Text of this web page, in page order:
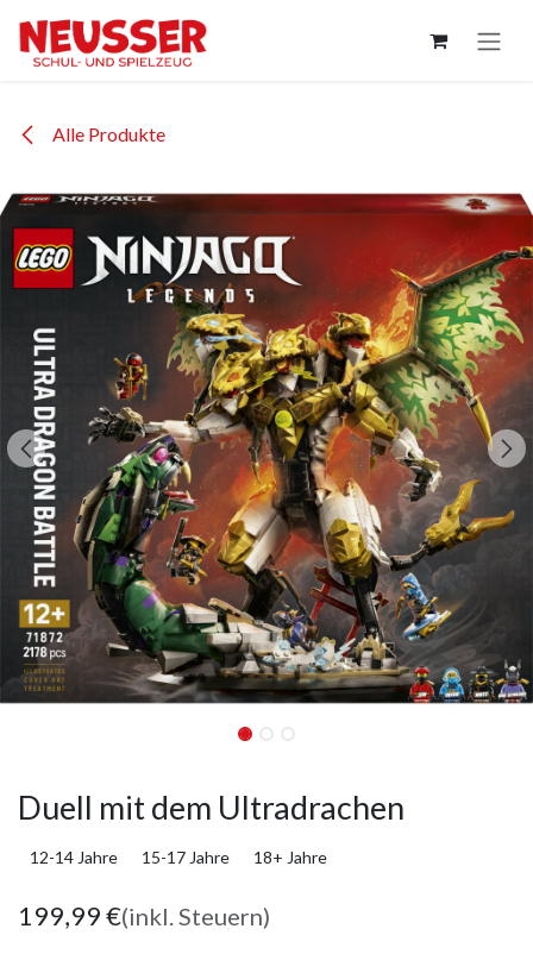
Alle Produkte
Duell mit dem Ultradrachen
12-14 Jahre 15-17 Jahre 18+ Jahre
199,99€(inkl. Steuern)